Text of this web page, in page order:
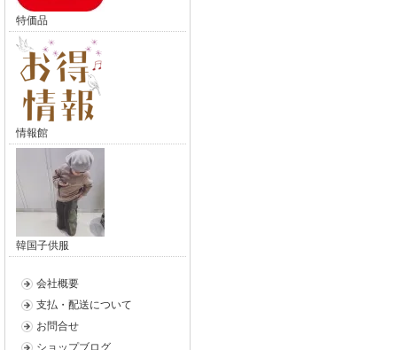
特価品
情報館
韓国子供服
会社概要
支払・配送について
お問合せ
ショップブログ